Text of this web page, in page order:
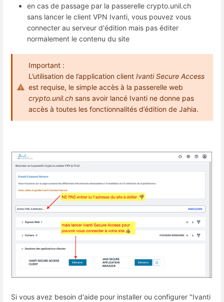
en cas de passage par la passerelle crypto.unil.ch
sans lancer le client VPN Ivanti, vous pouvez vous
connecter au serveur d'édition mais pas éditer
normalement le contenu du site
Important :
L’utilisation de l’application client Ivanti Secure Access
est requise, le simple accès à la passerelle web
crypto.unil.ch sans avoir lancé Ivanti ne donne pas
accès à toutes les fonctionnalités d’édition de Jahia.
Si vous avez besoin d'aide pour installer ou configurer "Ivanti